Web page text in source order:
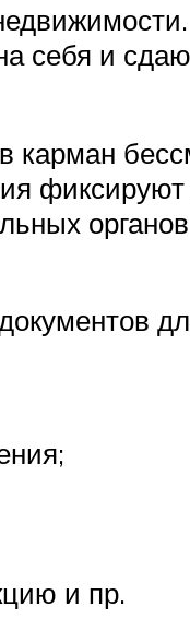
себя и
карман
фиксируют
и пр.